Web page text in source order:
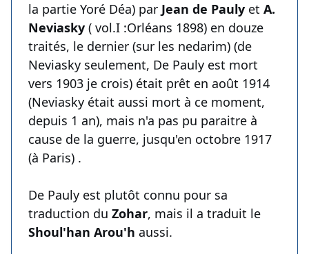
la partie Yoré Déa) par Jean de Pauly et A.
Neviasky ( vol.I :Orléans 1898) en douze
traités, le dernier (sur les nedarim) (de
Neviasky seulement, De Pauly est mort
vers 1903 je crois) était prêt en août 1914
(Neviasky était aussi mort à ce moment,
depuis 1 an), mais n'a pas pu paraitre à
cause de la guerre, jusqu'en octobre 1917
(à Paris) .
De Pauly est plutôt connu pour sa
traduction du Zohar, mais il a traduit le
Shoul'han Arou'h aussi.